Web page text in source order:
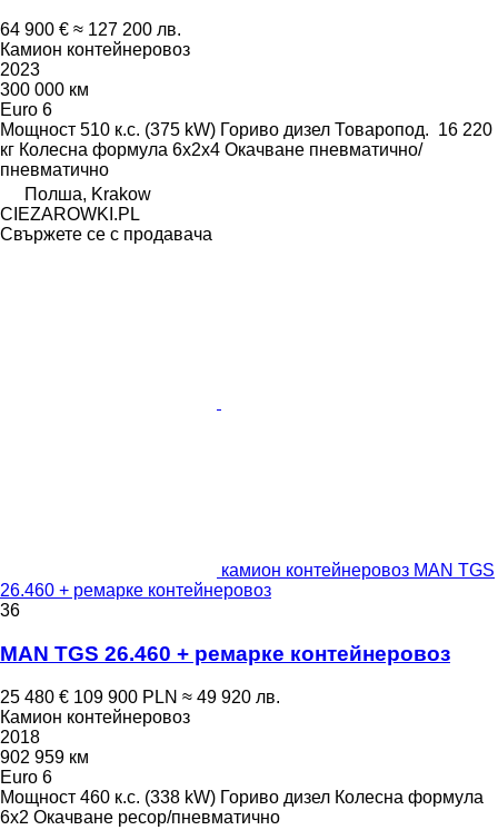
64 900 € ≈ 127 200 лв.
Камион контейнеровоз
2023
300 000 км
Euro 6
Мощност 510 к.с. (375 kW) Гориво дизел Товаропод. 16 220
кг Колесна формула 6x2x4 Окачване пневматично/
пневматично
Полша, Krakow
CIEZAROWKI.PL
Свържете се с продавача
камион контейнеровоз MAN TGS
26.460 + ремарке контейнеровоз
36
MAN TGS 26.460 + ремарке контейнеровоз
25 480 € 109 900 PLN ≈ 49 920 лв.
Камион контейнеровоз
2018
902 959 км
Euro 6
Мощност 460 к.с. (338 kW) Гориво дизел Колесна формула
6x2 Окачване ресор/пневматично